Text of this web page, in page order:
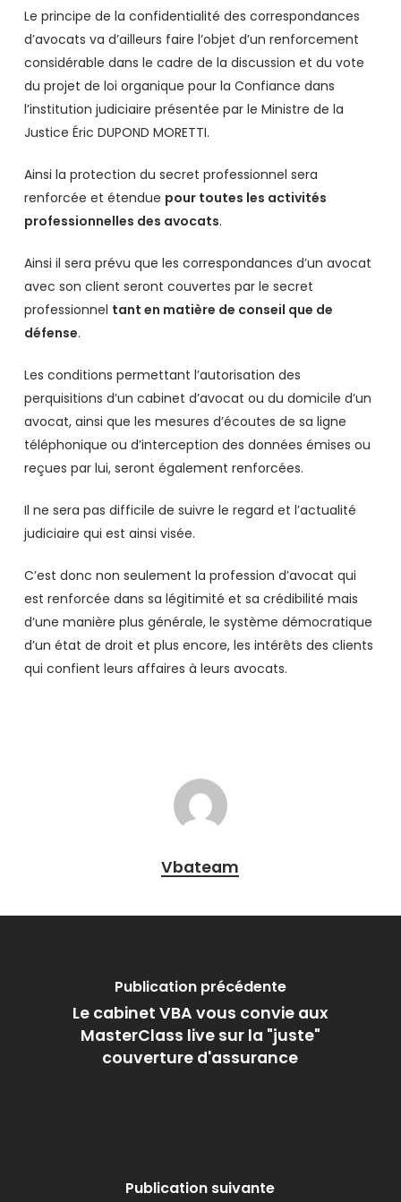
Le principe de la confidentialité des correspondances
d’avocats va d’ailleurs faire l’objet d’un renforcement
considérable dans le cadre de la discussion et du vote
du projet de loi organique pour la Confiance dans
l’institution judiciaire présentée par le Ministre de la
Justice Éric DUPOND MORETTI.
Ainsi la protection du secret professionnel sera
renforcée et étendue pour toutes les activités
professionnelles des avocats.
Ainsi il sera prévu que les correspondances d’un avocat
avec son client seront couvertes par le secret
professionnel tant en matière de conseil que de
défense.
Les conditions permettant l’autorisation des
perquisitions d’un cabinet d’avocat ou du domicile d’un
avocat, ainsi que les mesures d’écoutes de sa ligne
téléphonique ou d’interception des données émises ou
reçues par lui, seront également renforcées.
Il ne sera pas difficile de suivre le regard et l’actualité
judiciaire qui est ainsi visée.
C’est donc non seulement la profession d’avocat qui
est renforcée dans sa légitimité et sa crédibilité mais
d’une manière plus générale, le système démocratique
d’un état de droit et plus encore, les intérêts des clients
qui confient leurs affaires à leurs avocats.
Vbateam
Publication précédente
Le cabinet VBA vous convie aux
MasterClass live sur la "juste"
couverture d'assurance
Publication suivante